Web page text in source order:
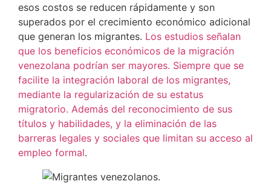
esos costos se reducen rápidamente y son
superados por el crecimiento económico adicional
que generan los migrantes. Los estudios señalan
que los beneficios económicos de la migración
venezolana podrían ser mayores. Siempre que se
facilite la integración laboral de los migrantes,
mediante la regularización de su estatus
migratorio. Además del reconocimiento de sus
títulos y habilidades, y la eliminación de las
barreras legales y sociales que limitan su acceso al
empleo formal.